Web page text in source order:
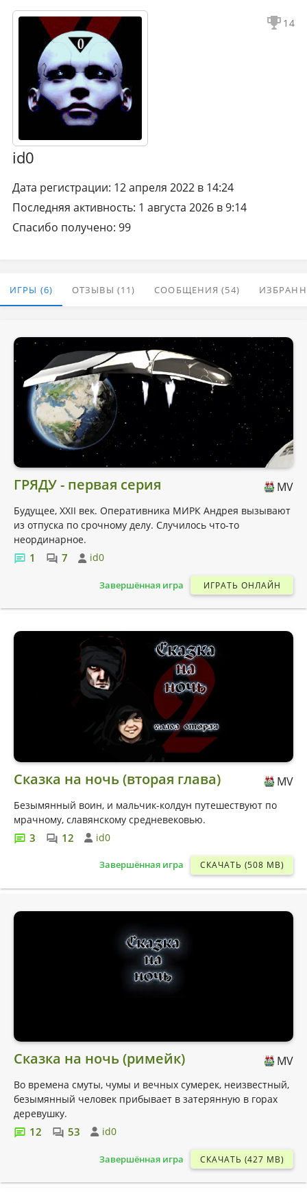
14
id0
Дата регистрации: 12 апреля 2022 в 14:24
Последняя активность: 1 августа 2026 в 9:14
Спасибо получено: 99
ИГРЫ (6) ОТЗЫВЫ (11) СООБЩЕНИЯ (54)
ГРЯДУ - первая серия MV
Будущее, XXII век. Оперативника МИРК Андрея вызывают
из отпуска по срочному делу. Случилось что-то
неординарное.
1 7 id0
Завершённая игра ИГРАТЬ ОНЛАЙН
Сказка на ночь (вторая глава) MV
Безымянный воин, и мальчик-колдун путешествуют по
мрачному, славянскому средневековью.
3 12 id0
Завершённая игра СКАЧАТЬ (508 MB)
Сказка на ночь (римейк) MV
Во времена смуты, чумы и вечных сумерек, неизвестный,
безымянный человек прибывает в затерянную в горах
деревушку.
12 53 id0
Завершённая игра СКАЧАТЬ (427 MB)